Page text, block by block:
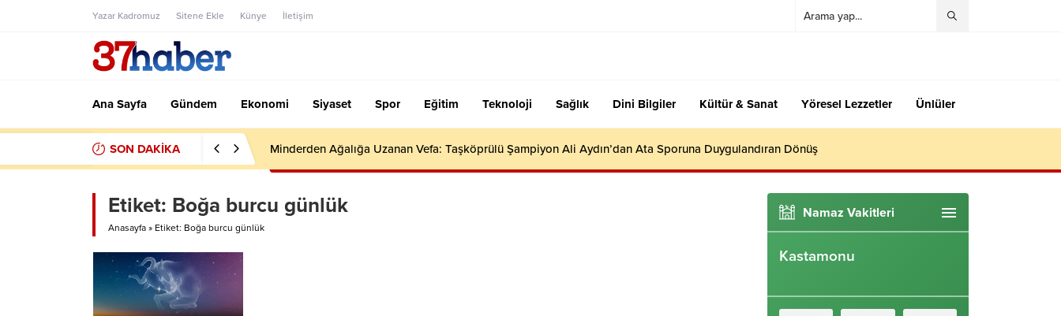
Yazar Kadromuz Sitene Ekle Künye İletişim
Ana Sayfa Gündem Ekonomi Siyaset Spor Eğitim Teknoloji Sağlık Dini Bilgiler Kültür & Sanat Yöresel Lezzetler Ünlüler
SON DAKİKA Minderden Ağalığa Uzanan Vefa: Taşköprülü Şampiyon Ali Aydın’dan Ata Sporuna Duygulandıran Dönüş
Etiket: Boğa burcu günlük
Anasayfa » Etiket: Boğa burcu günlük
Namaz Vakitleri
Kastamonu